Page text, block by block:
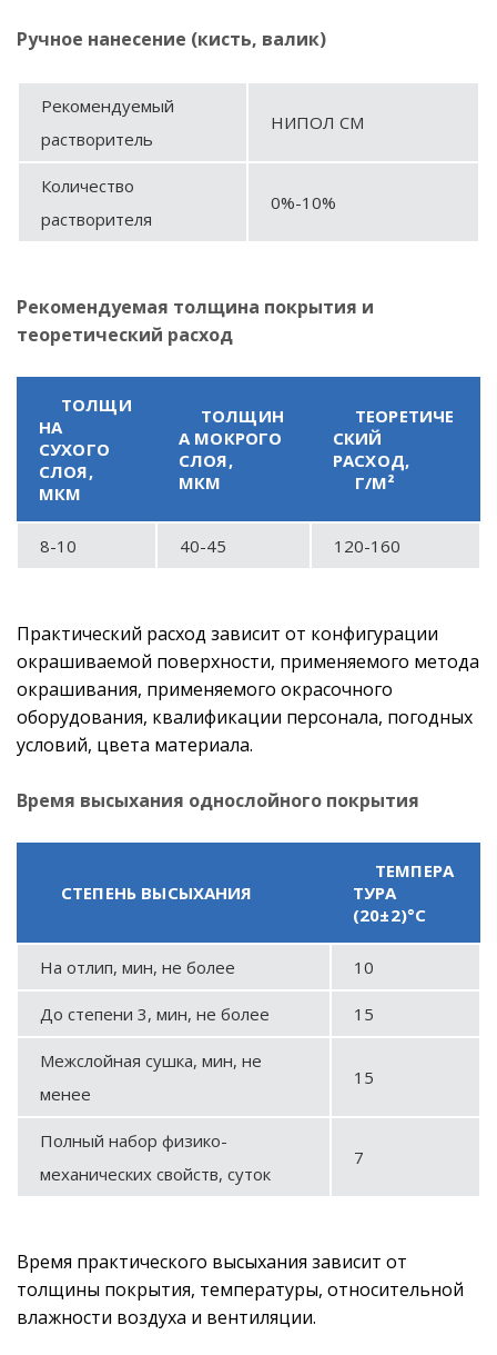
Ручное нанесение (кисть, валик)
Рекомендуемый
растворитель
НИПОЛ СМ
Количество
растворителя
0%-10%
Рекомендуемая толщина покрытия и
теоретический расход
ТОЛЩИ
НА
СУХОГО
СЛОЯ,
МКМ
ТОЛЩИН
А МОКРОГО
СЛОЯ,
МКМ
ТЕОРЕТИЧЕ
СКИЙ
РАСХОД,
Г/М²
8-10 40-45 120-160
Практический расход зависит от конфигурации
окрашиваемой поверхности, применяемого метода
окрашивания, применяемого окрасочного
оборудования, квалификации персонала, погодных
условий, цвета материала.
Время высыхания однослойного покрытия
СТЕПЕНЬ ВЫСЫХАНИЯ
ТЕМПЕРА
ТУРА
(20±2)°С
На отлип, мин, не более 10
До степени 3, мин, не более 15
Межслойная сушка, мин, не
менее
15
Полный набор физико-
механических свойств, суток
7
Время практического высыхания зависит от
толщины покрытия, температуры, относительной
влажности воздуха и вентиляции.